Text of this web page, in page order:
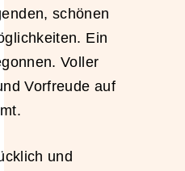
schönen
Ein
Voller
Vorfreude auf
und